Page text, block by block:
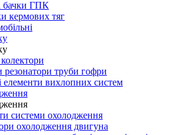
бачки ГПК
кермових тяг
труби гофри
вихлопних систем
системи охолодження
охолодження двигуна